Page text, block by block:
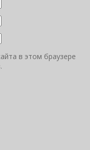
в этом браузере